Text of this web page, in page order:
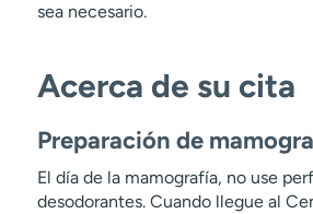
sea necesario.
Acerca de su cita
Preparación de
El día de la mamografía, no use
desodorantes. Cuando llegue al